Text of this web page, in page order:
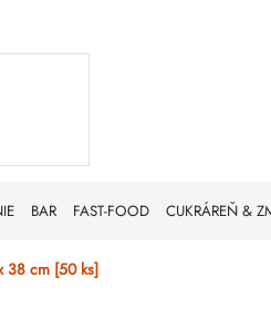
BAR FAST-FOOD CUKRÁREŇ &
38 cm [50 ks]